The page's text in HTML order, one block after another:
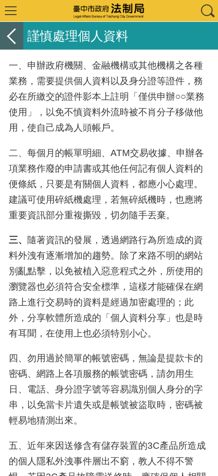
謹慎處理個人資料
一、申辦政府機關、金融機構或其他機構之各種
業務，需要提供個人資料以及身分證等證件，務
必在所繳交的證件影本上註明「僅供申辦○○業務
使用」，以免不慎資料外流時被不肖分子移做他
用，使自己成為人頭帳戶。
二、每個月的帳單明細、 ATM交易收據、申辦各
項業務作廢的申請書或其他任何記有個人資料的
便條紙，只要是有關個人資料，都應小心處理。
建議可使用碎紙機處理，若無碎紙機時，也應將
重要資訊部分重複撕毀，切勿隨手丟棄。
三、 隨著資訊的發展，透過網路行為所造成的資
料外洩有逐漸增加的趨勢。除了來路不明的網站
別亂點擊，以免被植入惡意程式之外，所使用的
瀏覽器也必須符合安全標準，這樣才能確保在網
路上進行交易時的資料是經過加密處理的；此
外，分享軟體所造成的「個人資料分享」也是時
有耳聞，在使用上也必須特別小心。
四、勿用過於簡單的帳號密碼，無論是提款卡的
密碼、網路上各項服務的帳號密碼，請勿用生
日、電話、身分證字號等容易識別個人身分的字
串，以免當卡片遺失或是帳號被盜取時，密碼被
輕易地猜測出來。
五、近年來因送修含有儲存裝置的3C產品所造成
的個人隱私外洩事件層出不窮，教人不得不警